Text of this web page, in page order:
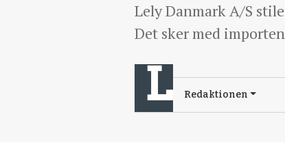
Lely Danmark A/S
Det sker med
Redaktionen